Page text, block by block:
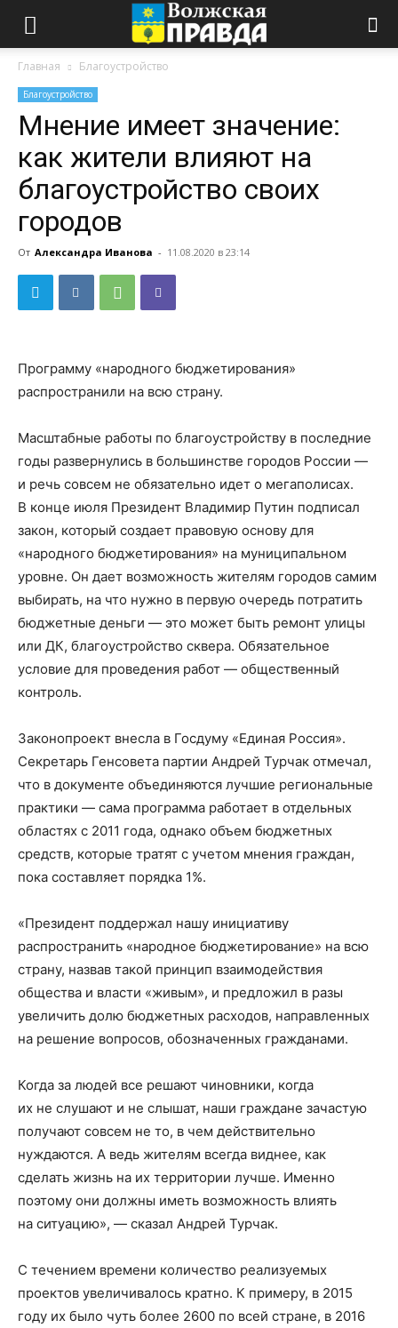
Главная Благоустройство
Благоустройство
Мнение имеет значение:
как жители влияют на
благоустройство своих
городов
От Александра Иванова - 11.08.2020 в 23:14
Программу «народного бюджетирования»
распространили на всю страну.
Масштабные работы по благоустройству в последние
годы развернулись в большинстве городов России —
и речь совсем не обязательно идет о мегаполисах.
В конце июля Президент Владимир Путин подписал
закон, который создает правовую основу для
«народного бюджетирования» на муниципальном
уровне. Он дает возможность жителям городов самим
выбирать, на что нужно в первую очередь потратить
бюджетные деньги — это может быть ремонт улицы
или ДК, благоустройство сквера. Обязательное
условие для проведения работ — общественный
контроль.
Законопроект внесла в Госдуму «Единая Россия».
Секретарь Генсовета партии Андрей Турчак отмечал,
что в документе объединяются лучшие региональные
практики — сама программа работает в отдельных
областях с 2011 года, однако объем бюджетных
средств, которые тратят с учетом мнения граждан,
пока составляет порядка 1%.
«Президент поддержал нашу инициативу
распространить «народное бюджетирование» на всю
страну, назвав такой принцип взаимодействия
общества и власти «живым», и предложил в разы
увеличить долю бюджетных расходов, направленных
на решение вопросов, обозначенных гражданами.
Когда за людей все решают чиновники, когда
их не слушают и не слышат, наши граждане зачастую
получают совсем не то, в чем действительно
нуждаются. А ведь жителям всегда виднее, как
сделать жизнь на их территории лучше. Именно
поэтому они должны иметь возможность влиять
на ситуацию», — сказал Андрей Турчак.
С течением времени количество реализуемых
проектов увеличивалось кратно. К примеру, в 2015
году их было чуть более 2600 по всей стране, в 2016